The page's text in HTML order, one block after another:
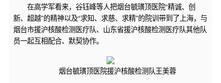
在高学军看来，谷钰峰等人把烟台毓璜顶医院“精诚、创
新、超越”的精神以及“求知、求慈、求精”的院训带到了上海，与
烟台市援沪核酸检测医疗队、山东省援沪核酸检测医疗队其他队
员一起互相配合、默契协作。
烟台毓璜顶医院援沪核酸检测队王美蓉